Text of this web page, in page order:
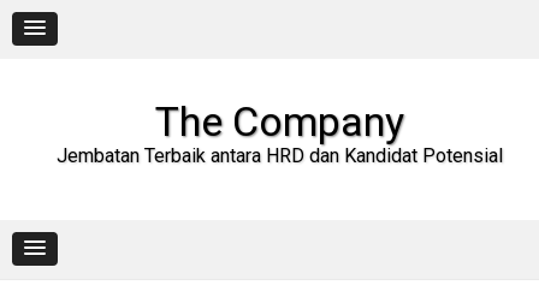
content
The Company
Jembatan Terbaik antara HRD dan Kandidat Potensial